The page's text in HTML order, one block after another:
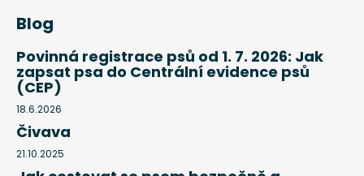
Blog
Povinná registrace psů od 1. 7. 2026: Jak
zapsat psa do Centrální evidence psů
(CEP)
18.6.2026
Čivava
21.10.2025